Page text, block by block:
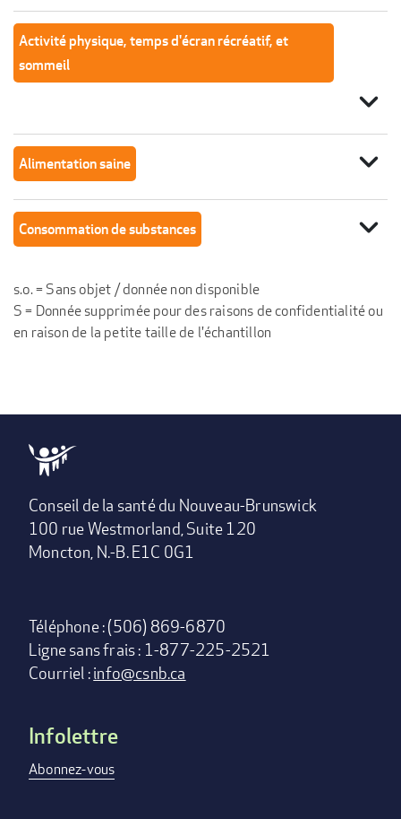
Activité physique, temps d'écran récréatif, et
sommeil
expand_more
Alimentation saine expand_more
Consommation de substances expand_more
s.o. = Sans objet / donnée non disponible
S = Donnée supprimée pour des raisons de confidentialité ou
en raison de la petite taille de l'échantillon
Conseil de la santé du Nouveau-Brunswick
100 rue Westmorland, Suite 120
Moncton, N.-B. E1C 0G1
Téléphone : (506) 869-6870
Ligne sans frais : 1-877-225-2521
Courriel :info@csnb.ca
Footer
menu
Infolettre
Abonnez-vous